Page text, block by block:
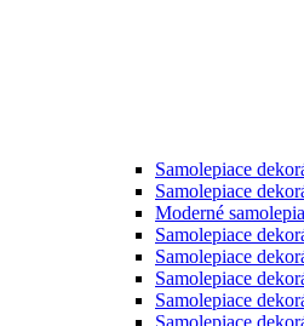
Samolepiace
Samolepiace
Moderné
Samolepiace
Samolepiace
Samolepiace
Samolepiace
Samolepiace